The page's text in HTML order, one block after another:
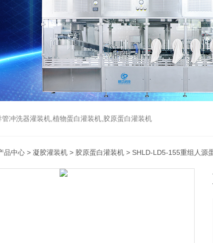
管冲洗器灌装机,植物蛋白灌装机,胶原蛋白灌装机
品中心 > 凝胶灌装机 > 胶原蛋白灌装机 > SHLD-LD5-155重组人源